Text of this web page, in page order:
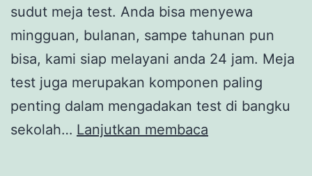
sudut meja test. Anda bisa menyewa
mingguan, bulanan, sampe tahunan pun
bisa, kami siap melayani anda 24 jam. Meja
test juga merupakan komponen paling
penting dalam mengadakan test di bangku
sekolah… Lanjutkan membaca